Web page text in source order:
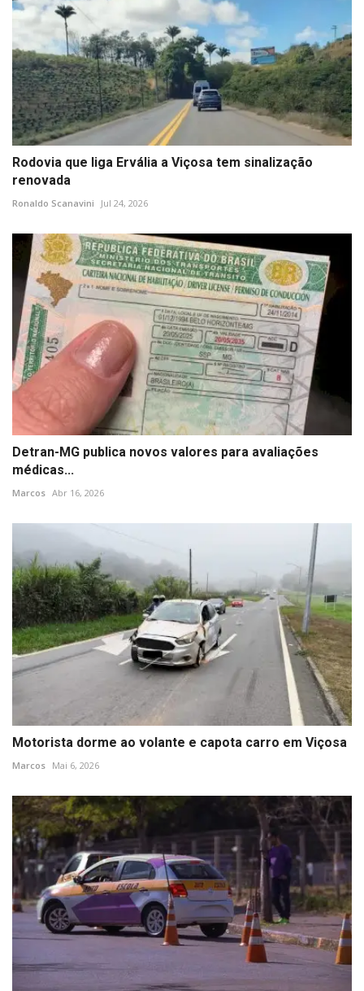
Rodovia que liga Ervália a Viçosa tem sinalização
renovada
Ronaldo Scanavini Jul 24, 2026
Detran-MG publica novos valores para avaliações
médicas...
Marcos Abr 16, 2026
Motorista dorme ao volante e capota carro em Viçosa
Marcos Mai 6, 2026